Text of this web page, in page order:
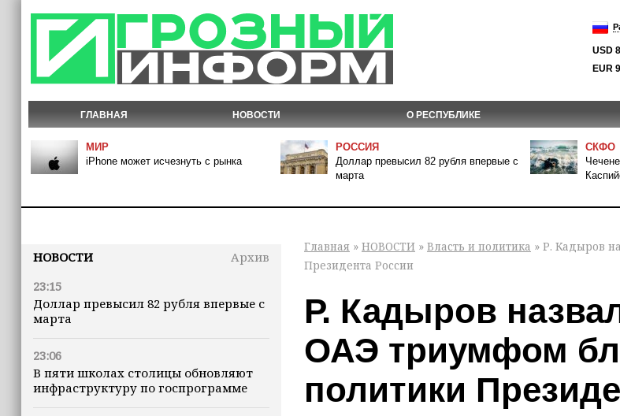
USD
EUR
ГЛАВНАЯ НОВОСТИ О РЕСПУБЛИКЕ
МИР
iPhone может исчезнуть с рынка
РОССИЯ
Доллар превысил 82 рубля впервые с
марта
СКФО
НОВОСТИ
Архив
23:15
Доллар превысил 82 рубля впервые с
марта
23:06
В пяти школах столицы обновляют
инфраструктуру по госпрограмме
Главная » НОВОСТИ » Власть и политика » Р. Кадыров
Президента России
Р. Кадыров
ОАЭ триумфом
политики